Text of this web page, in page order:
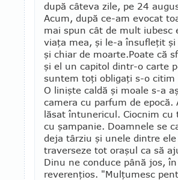
după câteva zile, pe 24
Acum, după ce-am evocat
mai spun cât de mult iubesc
viaţa mea, şi le-a însufleţit
şi chiar de moarte.Poate că
şi el un capitol dintr-o carte
suntem toţi obli­gaţi s-o
O linişte caldă şi moale s-a
camera cu parfum de epocă.
lăsat întunericul. Ciocnim cu
cu şampanie. Doamnele se
deja târziu şi unele dintre
traverseze tot oraşul ca să
Dinu ne conduce până jos,
reverenţios. "Mulţumesc